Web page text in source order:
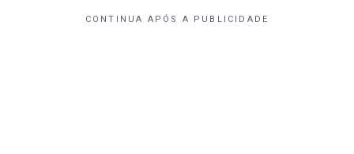
CONTINUA APÓS A PUBLICIDADE